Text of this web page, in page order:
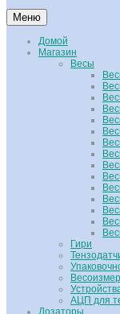
Меню
Домой
Магазин
Весы
Гири
АЦП для
Дозаторы